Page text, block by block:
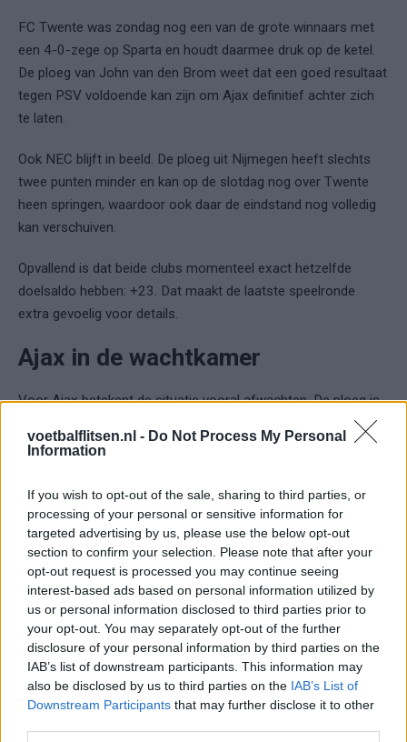
voetbalflitsen.nl - Do Not Process My Personal
Information
If you wish to opt-out of the sale, sharing to third parties, or
processing of your personal or sensitive information for
targeted advertising by us, please use the below opt-out
section to confirm your selection. Please note that after your
opt-out request is processed you may continue seeing
interest-based ads based on personal information utilized by
us or personal information disclosed to third parties prior to
your opt-out. You may separately opt-out of the further
disclosure of your personal information by third parties on the
IAB’s list of downstream participants. This information may
also be disclosed by us to third parties on the IAB’s List of
Downstream Participants that may further disclose it to other
FC Twente was zondag nog een van de grote winnaars met
een 4-0-zege op Sparta en houdt daarmee druk op de ketel.
De ploeg van John van den Brom weet dat een goed resultaat
tegen PSV voldoende kan zijn om Ajax definitief achter zich
te laten.
Ook NEC blijft in beeld. De ploeg uit Nijmegen heeft slechts
twee punten minder en kan op de slotdag nog over Twente
heen springen, waardoor ook daar de eindstand nog volledig
kan verschuiven.
Opvallend is dat beide clubs momenteel exact hetzelfde
doelsaldo hebben: +23. Dat maakt de laatste speelronde
extra gevoelig voor details.
Ajax in de wachtkamer
Voor Ajax betekent de situatie vooral afwachten. De ploeg is
na de nederlaag tegen Utrecht gezakt naar de vijfde plaats en
moet hopen op een reeks gunstige resultaten om nog te
De realiteit is dat zelfs een overwinning niet genoeg hoeft te
zijn, afhankelijk van wat er op andere velden gebeurt. De
marge is verdwenen en de club zit volledig in de wachtkamer.
Dit waren de reacties van de Ajax-aanhang na afloop van het
thuisduel tegen FC Utrecht.
Ajax Feyenoord PSV
Daarom zit Peter Bosz niet op de bank bij PSV